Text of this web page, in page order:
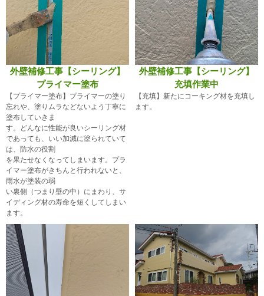
外壁補修工事【シーリング】
プライマー塗布
【プライマー塗布】プライマーの塗り
忘れや、塗りムラなどないよう丁寧に
塗布していきま
す。どんなに性能が良いシーリング材
であっても、いい加減に塗られていて
は、防水の役割
を果たせなくなってしまいます。プラ
イマー塗布がきちんと行われないと、
雨水が塗装の弱
い裏側（つまり壁の中）にまわり、サ
イディング材の寿命を短くしてしまい
ます。
外壁補修工事【シーリング】
充填作業中
【充填】新たにコーキング材を充填し
ます。